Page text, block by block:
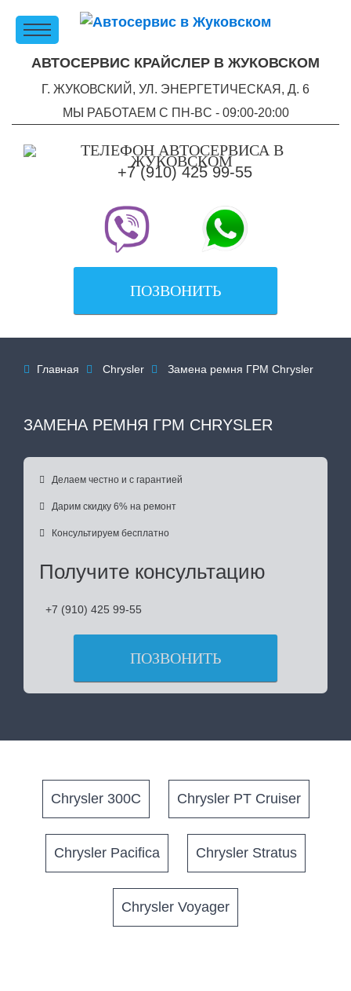
АВТОСЕРВИС КРАЙСЛЕР В ЖУКОВСКОМ
Г. ЖУКОВСКИЙ, УЛ. ЭНЕРГЕТИЧЕСКАЯ, Д. 6
МЫ РАБОТАЕМ С ПН-ВC - 09:00-20:00
+7 (910) 425 99-55
ПОЗВОНИТЬ
 Главная  Chrysler  Замена ремня ГРМ Chrysler
ЗАМЕНА РЕМНЯ ГРМ CHRYSLER
 Делаем честно и с гарантией
 Дарим скидку 6% на ремонт
 Консультируем бесплатно
Получите консультацию
+7 (910) 425 99-55
ПОЗВОНИТЬ
Chrysler 300C Chrysler PT Cruiser
Chrysler Pacifica Chrysler Stratus
Chrysler Voyager